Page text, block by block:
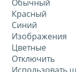
Обычный
Красный
Синий
Изображения
Цветные
Отключить